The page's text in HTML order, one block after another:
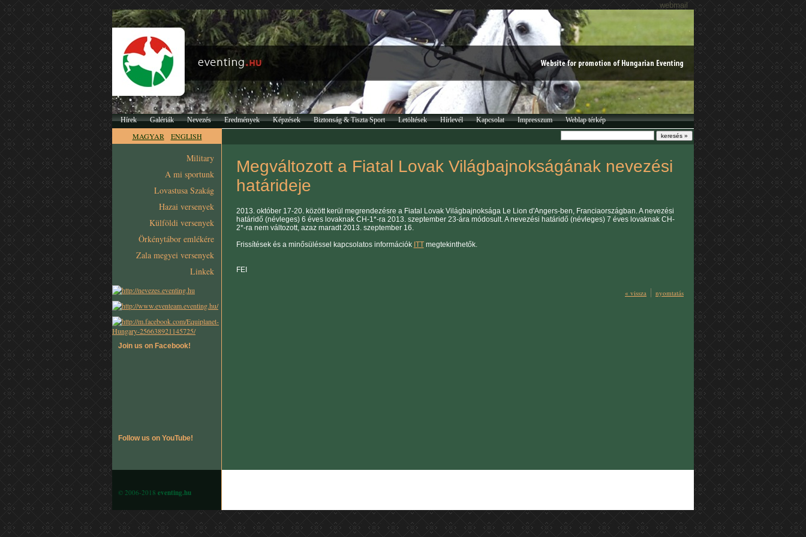
webmail
Hírek Galériák Nevezés Eredmények Képzések Biztonság & Tiszta Sport Letöltések Hírlevél Kapcsolat Impresszum Weblap térkép
MAGYAR ENGLISH
Military
A mi sportunk
Lovastusa Szakág
Hazai versenyek
Külföldi versenyek
Örkénytábor emlékére
Zala megyei versenyek
Linkek
Join us on Facebook!
Follow us on YouTube!
Megváltozott a Fiatal Lovak Világbajnokságának nevezési
határideje
2013. október 17-20. között kerül megrendezésre a Fiatal Lovak Világbajnoksága Le Lion d'Angers-ben, Franciaországban. A nevezési
határidő (névleges) 6 éves lovaknak CH-1*-ra 2013. szeptember 23-ára módosult. A nevezési határidő (névleges) 7 éves lovaknak CH-
2*-ra nem változott, azaz maradt 2013. szeptember 16.
Frissítések és a minősüléssel kapcsolatos információk ITTmegtekinthetők.
FEI
nyomtatás
« vissza
© 2006-2018 eventing.hu